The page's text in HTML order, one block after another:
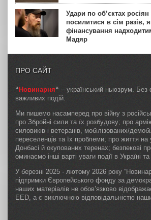
Удари по об’єктах
посилитися в сім разів,
фінансування
Мадяр
ПРО САЙТ
“Новинарня“ – український ньюзрум. Без
важливих подій.
Ми пишемо насамперед про війну з
про Збройні сили та їх розбудову; про
силовиків і ветеранів, мобілізованих/
переселенців та їх проблеми; про життя на
Донбасі й окупованих теренах; безпекові
оминаємо інші варті уваги події в Україні та
У березні 2025 - лютому 2026 року
підтримки Європейського фонду за
наших матеріалів не обов’язково
EED, а є виключною відповідальністю